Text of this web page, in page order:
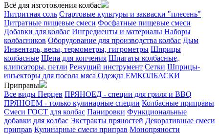
Всё для изготовления колбас
Нитритная соль Стартовые культуры и закваски "плесень"
Цитратные пищевые смеси Фосфатные пищевые смеси
Добавки для колбас Ингредиенты и материалы Наборы
колбасников Оборудование для производства колбас Дым
Инвентарь, весы, термометры, гигрометры Шприцы
колбасные Щепа для копчения Шпагаты колбасные,
клипсаторы, петли Режущий инструмент Сетки Шприцы-
инъекторы для посола мяса Одежда ЕМКОЛБАСКИ
Приправы
Все виды Перцев ПРЯНОЕД - специи для гриля и BBQ
ПРЯНОЕМ - только кулинарные специи Колбасные приправы
Смеси ГОСТ для колбас Панировки Функциональные
добавки для колбас Экстракты пряностей Декоративные смеси
приправ Кулинарные смеси приправ Монопряности